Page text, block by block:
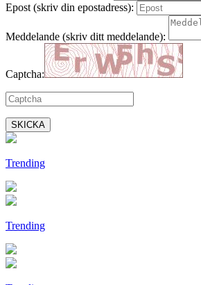
Epost (skriv din epostadress):
Meddelande (skriv ditt meddelande):
Captcha:
SKICKA
Trending
Trending